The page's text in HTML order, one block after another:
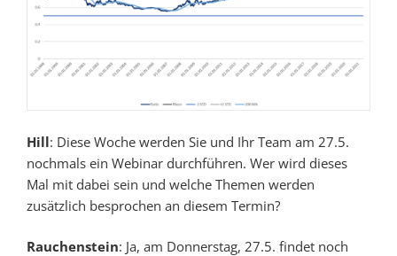
Hill: Diese Woche werden Sie und Ihr Team am 27.5.
nochmals ein Webinar durchführen. Wer wird dieses
Mal mit dabei sein und welche Themen werden
zusätzlich besprochen an diesem Termin?
Rauchenstein: Ja, am Donnerstag, 27.5. findet noch